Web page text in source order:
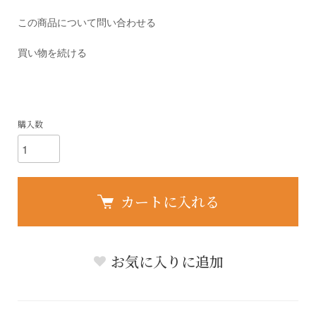
この商品について問い合わせる
買い物を続ける
購入数
カートに入れる
お気に入りに追加